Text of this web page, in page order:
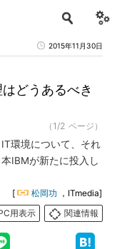
2015年11月30日
どうあるべき
（1/2 ページ）
環境について、それ
IBMが新たに投入し
[ 松岡功 ，ITmedia]
用表示
関連情報